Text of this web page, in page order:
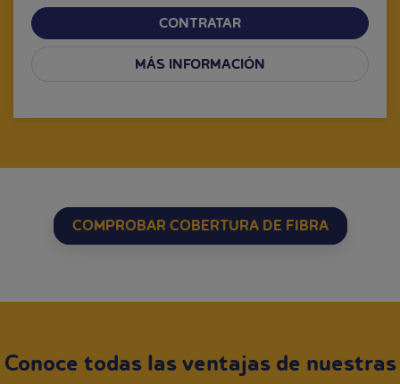
CONTRATAR
MÁS INFORMACIÓN
COMPROBAR COBERTURA DE FIBRA
Conoce todas las ventajas de nuestras